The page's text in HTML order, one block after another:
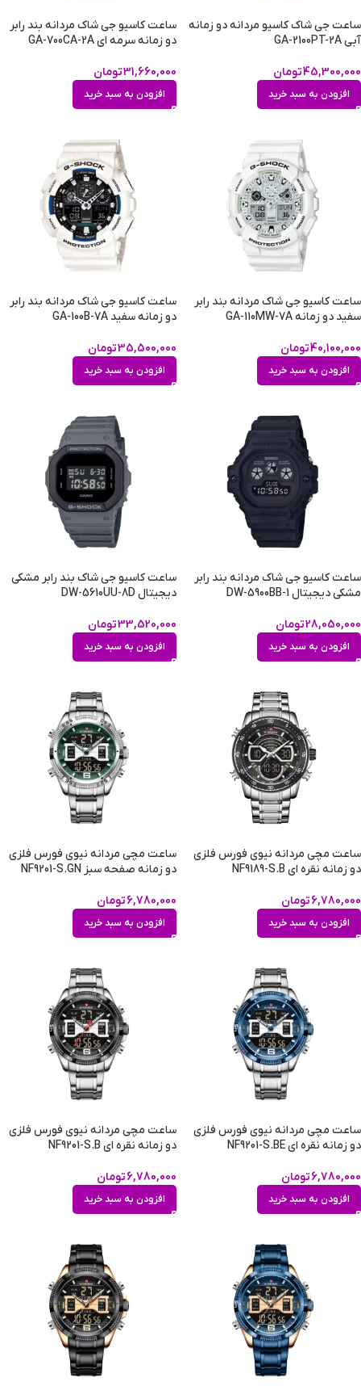
ساعت جی شاک کاسیو مردانه دو زمانه
آبی GA-2100PT-2A
45,300,000تومان
افزودن به سبد خرید
ساعت کاسیو جی شاک مردانه بند رابر
دو زمانه سرمه ای GA-700CA-2A
31,660,000تومان
افزودن به سبد خرید
ساعت کاسیو جی شاک مردانه بند رابر
سفید دو زمانه GA-110MW-7A
40,100,000تومان
افزودن به سبد خرید
ساعت کاسیو جی شاک مردانه بند رابر
دو زمانه سفید GA-100B-7A
35,500,000تومان
افزودن به سبد خرید
ساعت کاسیو جی شاک مردانه بند رابر
مشکی دیجیتال DW-5900BB-1
28,050,000تومان
افزودن به سبد خرید
ساعت کاسیو جی شاک بند رابر مشکی
دیجیتال DW-5610UU-8D
33,520,000تومان
افزودن به سبد خرید
ساعت مچی مردانه نیوی فورس فلزی
دو زمانه نقره ای NF9189-S.B
6,780,000تومان
افزودن به سبد خرید
ساعت مچی مردانه نیوی فورس فلزی
دو زمانه صفحه سبز NF9201-S.GN
6,780,000تومان
افزودن به سبد خرید
ساعت مچی مردانه نیوی فورس فلزی
دو زمانه نقره ای NF9201-S.BE
6,780,000تومان
افزودن به سبد خرید
ساعت مچی مردانه نیوی فورس فلزی
دو زمانه نقره ای NF9201-S.B
6,780,000تومان
افزودن به سبد خرید